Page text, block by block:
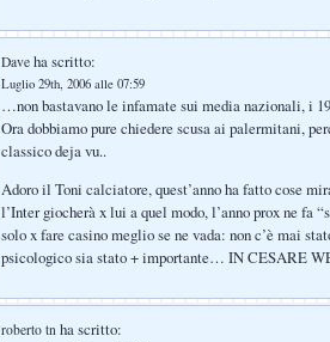
Dave ha scritto:
Luglio 29th, 2006 alle 07:59
…non bastavano le infamate sui media nazionali, i
Ora dobbiamo pure chiedere scusa ai palermitani,
classico deja vu..
Adoro il Toni calciatore, quest’anno ha fatto cose
l’Inter giocherà x lui a quel modo, l’anno prox ne fa
solo x fare casino meglio se ne vada: non c’è mai
psicologico sia stato + importante… IN CESARE
roberto tn ha scritto: